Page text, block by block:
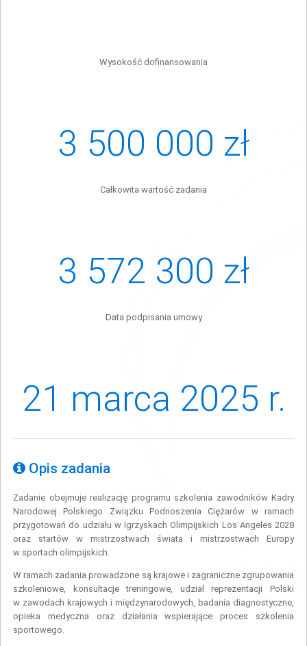
Wysokość dofinansowania
3 500 000 zł
Całkowita wartość zadania
3 572 300 zł
Data podpisania umowy
21 marca 2025 r.
Opis zadania
Zadanie obejmuje realizację programu szkolenia zawodników Kadry
Narodowej Polskiego Związku Podnoszenia Ciężarów w ramach
przygotowań do udziału w Igrzyskach Olimpijskich Los Angeles 2028
oraz startów w mistrzostwach świata i mistrzostwach Europy
w sportach olimpijskich.
W ramach zadania prowadzone są krajowe i zagraniczne zgrupowania
szkoleniowe, konsultacje treningowe, udział reprezentacji Polski
w zawodach krajowych i międzynarodowych, badania diagnostyczne,
opieka medyczna oraz działania wspierające proces szkolenia
sportowego.